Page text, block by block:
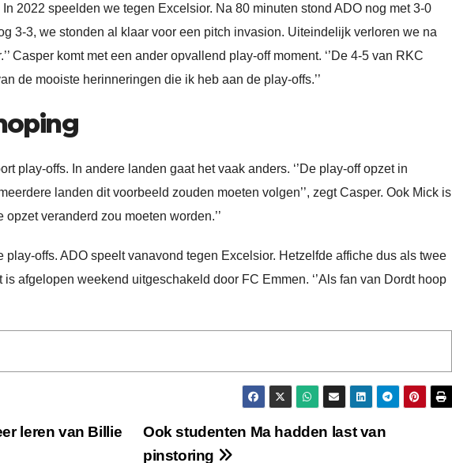
2022 speelden we tegen Excelsior. Na 80 minuten stond ADO nog met 3-0
3-3, we stonden al klaar voor een pitch invasion. Uiteindelijk verloren we na
Casper komt met een ander opvallend play-off moment. ‘’De 4-5 van RKC
de mooiste herinneringen die ik heb aan de play-offs.’’
play-offs. In andere landen gaat het vaak anders. ‘’De play-off opzet in
landen dit voorbeeld zouden moeten volgen’’, zegt Casper. Ook Mick is
opzet veranderd zou moeten worden.’’
offs. ADO speelt vanavond tegen Excelsior. Hetzelfde affiche dus als twee
afgelopen weekend uitgeschakeld door FC Emmen. ‘’Als fan van Dordt hoop
Ook studenten Ma hadden last van
pinstoring
leren van Billie